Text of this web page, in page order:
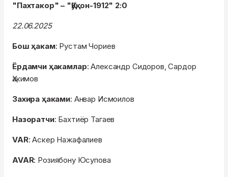
"Пахтакор" – "Қўқон-1912" 2:0
22.06.2025
Бош ҳакам: Рустам Чориев
Ёрдамчи ҳакамлар: Александр Сидоров, Сардор
Ҳакимов
Захира ҳаками: Анвар Исмоилов
Назоратчи: Бахтиёр Тагаев
VAR: Аскер Нажафалиев
AVAR: Розиябону Юсупова